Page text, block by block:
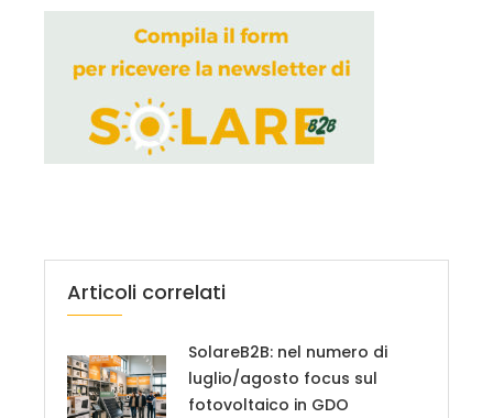
Articoli correlati
SolareB2B: nel numero di
luglio/agosto focus sul
fotovoltaico in GDO